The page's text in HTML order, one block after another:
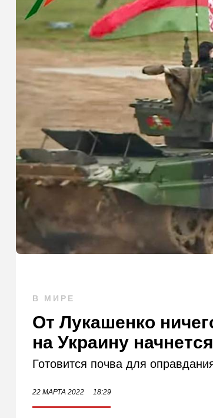
В МИРЕ
От Лукашенко
на Украину
Готовится почва для
22 МАРТА 2022 18:29